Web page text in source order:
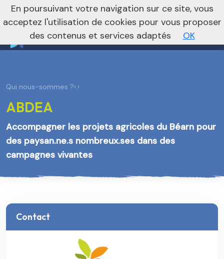
Vers le site national
nivo_2026: 1
Qui nous-sommes ?›.›
ABDEA
Accompagner les projets agricoles du Béarn pour
des paysan.ne.s nombreux.ses dans des
campagnes vivantes
Contact
En poursuivant votre navigation sur ce site, vous
acceptez l'utilisation de cookies pour vous proposer
des contenus et services adaptés
OK